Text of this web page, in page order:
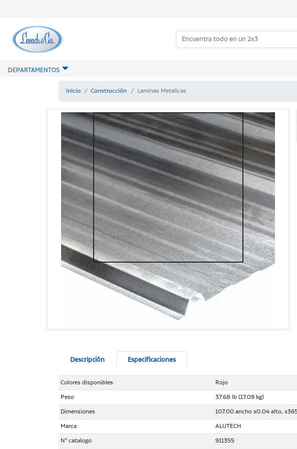
DEPARTAMENTOS
Inicio Construcción Laminas Metalicas
Descripción Especificaciones
Colores disponibles
Rojo
Peso
37.68 lb (17.09 kg)
Dimensiones
107.00 ancho x0.04 alto,
Marca
ALUTECH
N° catalogo
911355